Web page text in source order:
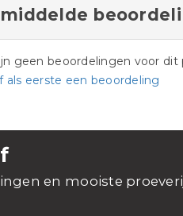
geen beoordelingen voor dit
als eerste een beoordeling
en mooiste